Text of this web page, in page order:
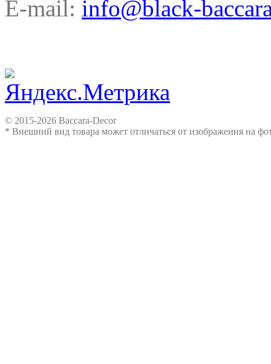
E-mail: info@black-
© 2015-2026 Baccara-Decor
* Внешний вид товара может отличаться от изображения на